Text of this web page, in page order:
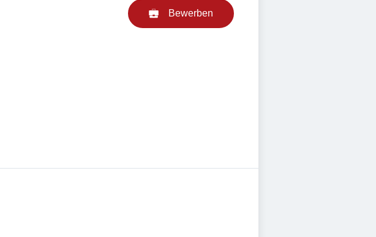
Bewerben